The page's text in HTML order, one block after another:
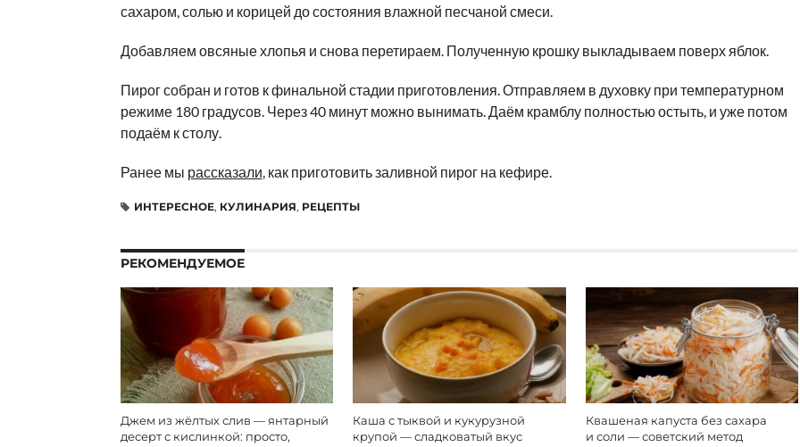
сахаром, солью и корицей до состояния влажной песчаной смеси.
Добавляем овсяные хлопья и снова перетираем. Полученную крошку выкладываем поверх яблок.
Пирог собран и готов к финальной стадии приготовления. Отправляем в духовку при температурном
режиме 180 градусов. Через 40 минут можно вынимать. Даём крамблу полностью остыть, и уже потом
подаём к столу.
Ранее мы рассказали, как приготовить заливной пирог на кефире.
ИНТЕРЕСНОЕ, КУЛИНАРИЯ, РЕЦЕПТЫ
РЕКОМЕНДУЕМОЕ
Джем из жёлтых слив — янтарный
десерт с кислинкой: просто,
Каша с тыквой и кукурузной
крупой — сладковатый вкус
Квашеная капуста без сахара
и соли — советский метод